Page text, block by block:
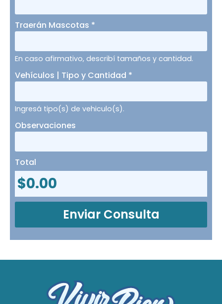
Traerán Mascotas *
En caso afirmativo, describí tamaños y cantidad.
Vehículos | Tipo y Cantidad *
Ingresá tipo(s) de vehiculo(s).
Observaciones
Total
$0.00
Enviar Consulta